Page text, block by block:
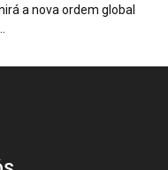
a nova ordem global